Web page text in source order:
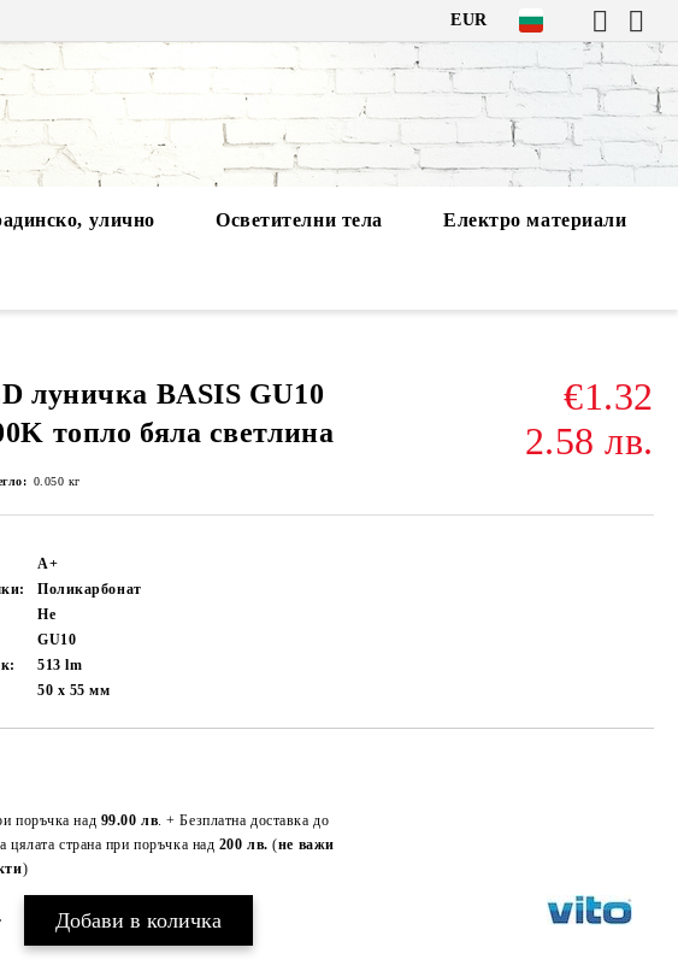
EUR
улично Осветителни тела Електро материали
луничка BASIS GU10
топло бяла светлина
€1.32
2.58 лв.
0.050 кг
A+
Поликарбонат
Не
GU10
513lm
50 x 55мм
поръчка над 99.00 лв. + Безплатна доставка до
цялата страна при поръчка над 200 лв.(не важи
)